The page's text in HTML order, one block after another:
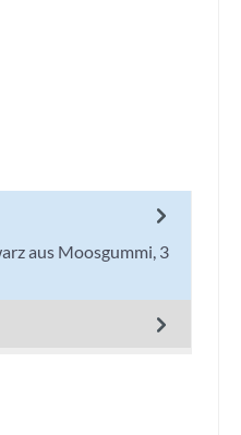
aus Moosgummi, 3